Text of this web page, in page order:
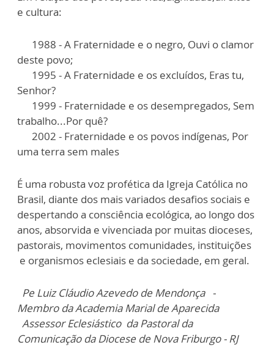
e cultura:
1988 - A Fraternidade e o negro, Ouvi o clamor
deste povo;
1995 - A Fraternidade e os excluídos, Eras tu,
Senhor?
1999 - Fraternidade e os desempregados, Sem
trabalho...Por quê?
2002 - Fraternidade e os povos indígenas, Por
uma terra sem males
É uma robusta voz profética da Igreja Católica no
Brasil, diante dos mais variados desafios sociais e
despertando a consciência ecológica, ao longo dos
anos, absorvida e vivenciada por muitas dioceses,
pastorais, movimentos comunidades, instituições
e organismos eclesiais e da sociedade, em geral.
Pe Luiz Cláudio Azevedo de Mendonça -
Membro da Academia Marial de Aparecida
Assessor Eclesiástico da Pastoral da
Comunicação da Diocese de Nova Friburgo - RJ